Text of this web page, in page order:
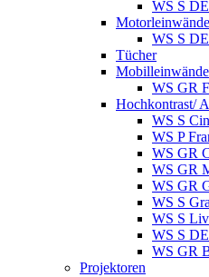
WS S
WS S
Tücher
Mobilleinwände
WS GR
Hochkontrast/
WS S
WS P
WS GR
WS GR
WS GR
WS S
WS S
WS S
WS GR
Projektoren